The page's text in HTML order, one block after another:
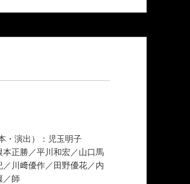
・演出）：児玉明子
正勝／平川和宏／山口馬
川﨑優作／田野優花／内
／師